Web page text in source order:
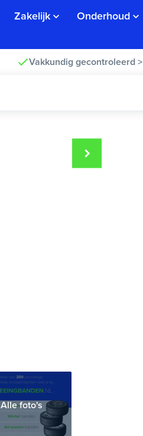
Zakelijk Onderhoud
Vakkundig gecontroleerd >
Alle foto's